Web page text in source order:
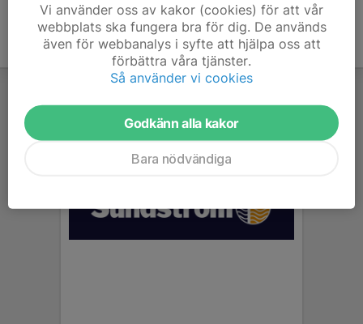
Vi använder oss av kakor (cookies) för att vår
webbplats ska fungera bra för dig. De används
även för webbanalys i syfte att hjälpa oss att
förbättra våra tjänster.
Så använder vi cookies
Godkänn alla kakor
Bara nödvändiga